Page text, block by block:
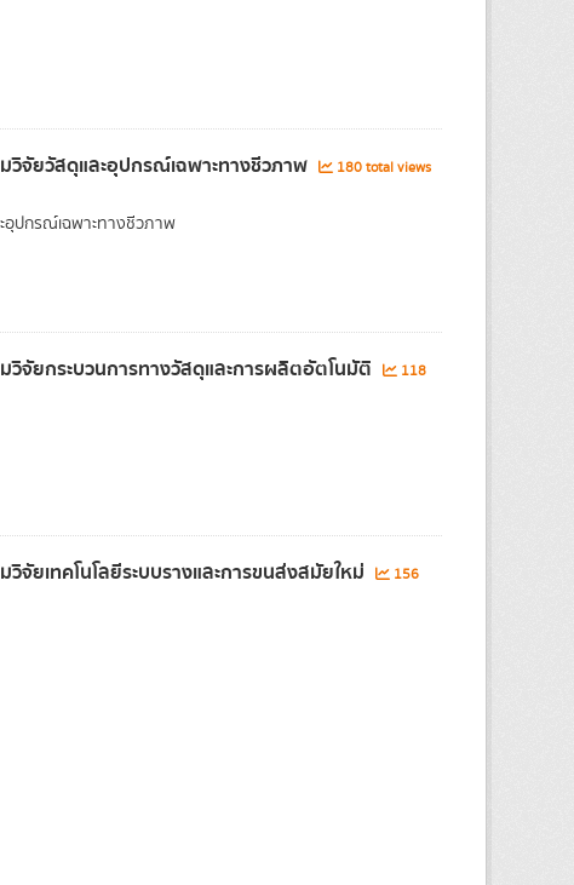
จัยวัสดุและอุปกรณ์เฉพาะทางชีวภาพ
180 total views
ปกรณ์เฉพาะทางชีวภาพ
จัยกระบวนการทางวัสดุและการผลิตอัตโนมัติ
118
ยเทคโนโลยีระบบรางและการขนส่งสมัยใหม่
156